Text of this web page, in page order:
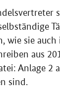
wie sie auch
aus
Anlage 2
sind.